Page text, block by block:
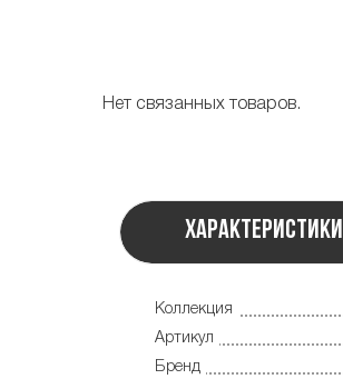
Нет связанных товаров.
Характеристики
Коллекция
Артикул
Бренд